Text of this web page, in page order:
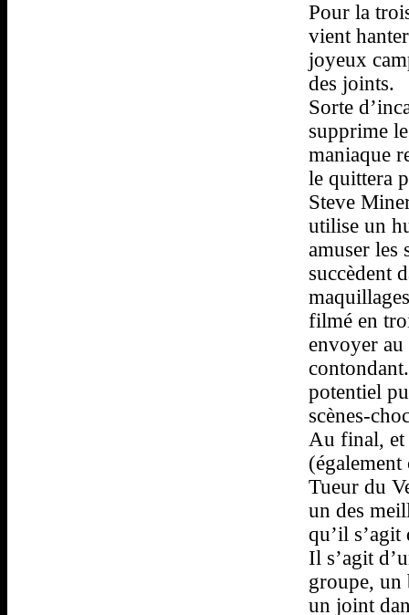
Pour la
vient
joyeux
des joints.
Sorte
supprime
maniaque
le quittera
Steve
utilise un
amuser les
succèdent
filmé en
envoyer
potentiel
scènes-
Au final, et
Tueur du
un des
qu’il
Il s’agit
groupe, un
un joint